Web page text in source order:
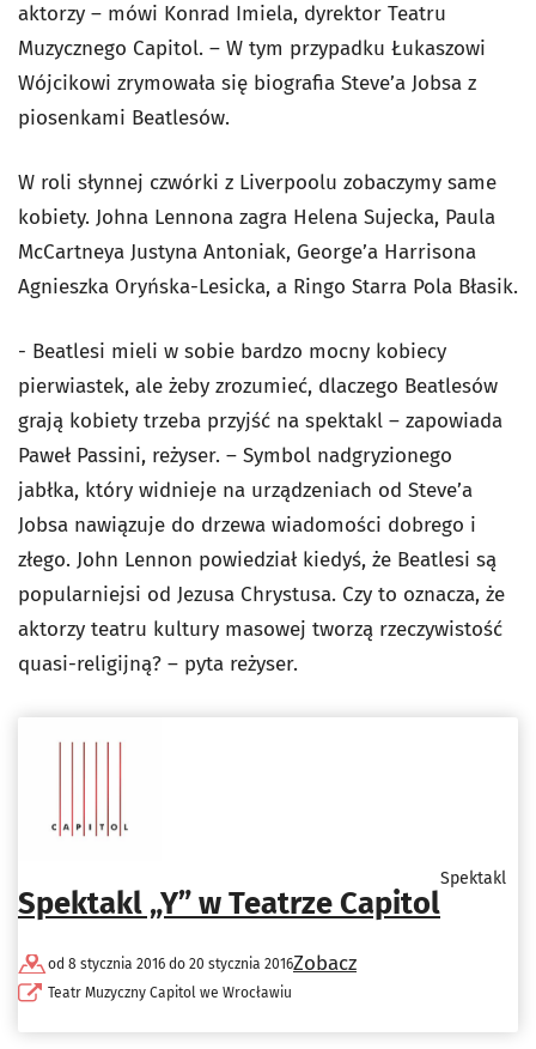
aktorzy – mówi Konrad Imiela, dyrektor Teatru
Muzycznego Capitol. – W tym przypadku Łukaszowi
Wójcikowi zrymowała się biografia Steve’a Jobsa z
piosenkami Beatlesów.
W roli słynnej czwórki z Liverpoolu zobaczymy same
kobiety. Johna Lennona zagra Helena Sujecka, Paula
McCartneya Justyna Antoniak, George’a Harrisona
Agnieszka Oryńska-Lesicka, a Ringo Starra Pola Błasik.
- Beatlesi mieli w sobie bardzo mocny kobiecy
pierwiastek, ale żeby zrozumieć, dlaczego Beatlesów
grają kobiety trzeba przyjść na spektakl – zapowiada
Paweł Passini, reżyser. – Symbol nadgryzionego
jabłka, który widnieje na urządzeniach od Steve’a
Jobsa nawiązuje do drzewa wiadomości dobrego i
złego. John Lennon powiedział kiedyś, że Beatlesi są
popularniejsi od Jezusa Chrystusa. Czy to oznacza, że
aktorzy teatru kultury masowej tworzą rzeczywistość
quasi-religijną? – pyta reżyser.
Spektakl „Y” w Teatrze Capitol
Spektakl
od 8 stycznia 2016 do 20 stycznia 2016
Teatr Muzyczny Capitol we Wrocławiu
Zobacz